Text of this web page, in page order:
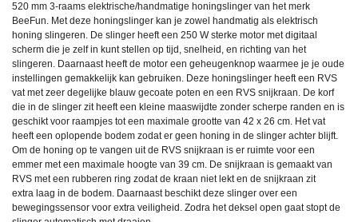
520 mm 3-raams elektrische/handmatige honingslinger van het merk
BeeFun. Met deze honingslinger kan je zowel handmatig als elektrisch
honing slingeren. De slinger heeft een 250 W sterke motor met digitaal
scherm die je zelf in kunt stellen op tijd, snelheid, en richting van het
slingeren. Daarnaast heeft de motor een geheugenknop waarmee je je oude
instellingen gemakkelijk kan gebruiken. Deze honingslinger heeft een RVS
vat met zeer degelijke blauw gecoate poten en een RVS snijkraan. De korf
die in de slinger zit heeft een kleine maaswijdte zonder scherpe randen en is
geschikt voor raampjes tot een maximale grootte van 42 x 26 cm. Het vat
heeft een oplopende bodem zodat er geen honing in de slinger achter blijft.
Om de honing op te vangen uit de RVS snijkraan is er ruimte voor een
emmer met een maximale hoogte van 39 cm. De snijkraan is gemaakt van
RVS met een rubberen ring zodat de kraan niet lekt en de snijkraan zit
extra laag in de bodem. Daarnaast beschikt deze slinger over een
bewegingssensor voor extra veiligheid. Zodra het deksel open gaat stopt de